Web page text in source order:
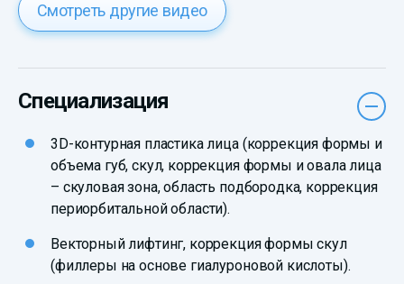
Смотреть другие видео
Специализация
3D-контурная пластика лица (коррекция формы и
объема губ, скул, коррекция формы и овала лица
– скуловая зона, область подбородка, коррекция
периорбитальной области).
Векторный лифтинг, коррекция формы скул
(филлеры на основе гиалуроновой кислоты).